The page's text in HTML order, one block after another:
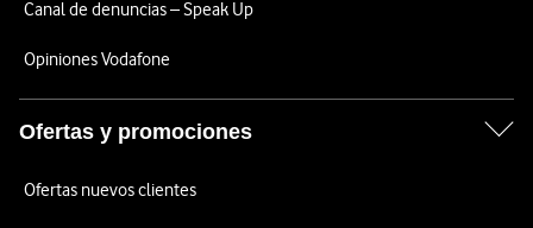
Canal de denuncias – Speak Up
Opiniones Vodafone
Ofertas y promociones
Ofertas nuevos clientes